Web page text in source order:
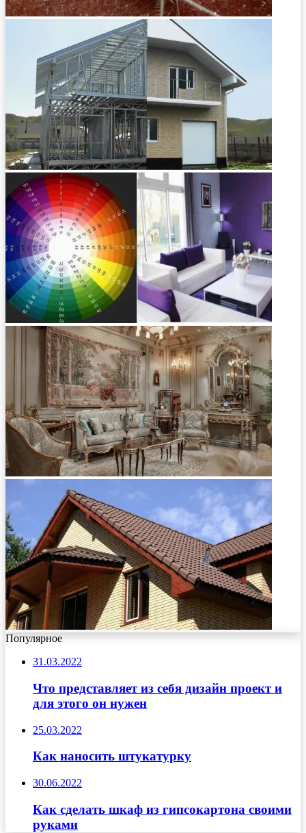
Популярное
31.03.2022
Что представляет из себя дизайн проект и
для этого он нужен
25.03.2022
Как наносить штукатурку
30.06.2022
Как сделать шкаф из гипсокартона своими
руками